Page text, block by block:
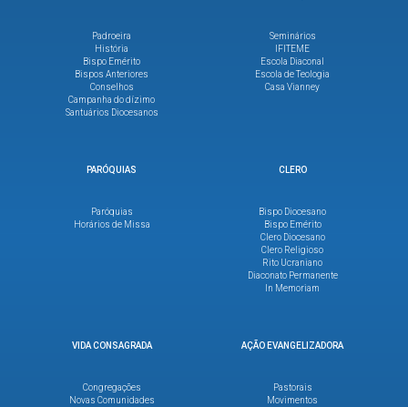
Padroeira
História
Bispo Emérito
Bispos Anteriores
Conselhos
Campanha do dízimo
Santuários Diocesanos
Seminários
IFITEME
Escola Diaconal
Escola de Teologia
Casa Vianney
PARÓQUIAS
Paróquias
Horários de Missa
CLERO
Bispo Diocesano
Bispo Emérito
Clero Diocesano
Clero Religioso
Rito Ucraniano
Diaconato Permanente
In Memoriam
VIDA CONSAGRADA
Congregações
Novas Comunidades
AÇÃO EVANGELIZADORA
Pastorais
Movimentos